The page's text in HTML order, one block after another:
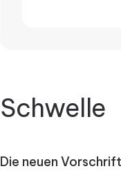
Schwelle
Die neuen